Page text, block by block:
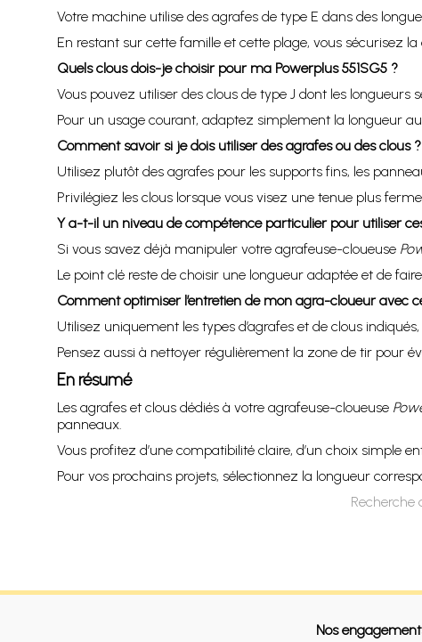
Votre machine utilise des agrafes de type E dans des
En restant sur cette famille et cette plage, vous sécurisez
Quels clous dois-je choisir pour ma Powerplus 551SG5 ?
Vous pouvez utiliser des clous de type J dont les longueurs
Pour un usage courant, adaptez simplement la longueur
Comment savoir si je dois utiliser des agrafes ou des clous ?
Utilisez plutôt des agrafes pour les supports fins, les
Privilégiez les clous lorsque vous visez une tenue plus
Y a-t-il un niveau de compétence particulier pour utiliser
Si vous savez déjà manipuler votre agrafeuse-cloueuse
Le point clé reste de choisir une longueur adaptée et de
Comment optimiser l’entretien de mon agra-cloueur avec
Utilisez uniquement les types d’agrafes et de clous
Pensez aussi à nettoyer régulièrement la zone de tir pour
En résumé
Les agrafes et clous dédiés à votre agrafeuse-cloueuse
panneaux.
Vous profitez d’une compatibilité claire, d’un choix simple
Pour vos prochains projets, sélectionnez la longueur
Recherche
Nos